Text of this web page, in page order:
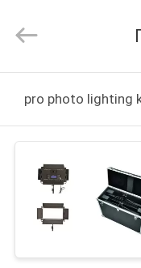
ПРОДУКТЫ
РОЛИКИ
Television
Equipment
All
pro photo lighting